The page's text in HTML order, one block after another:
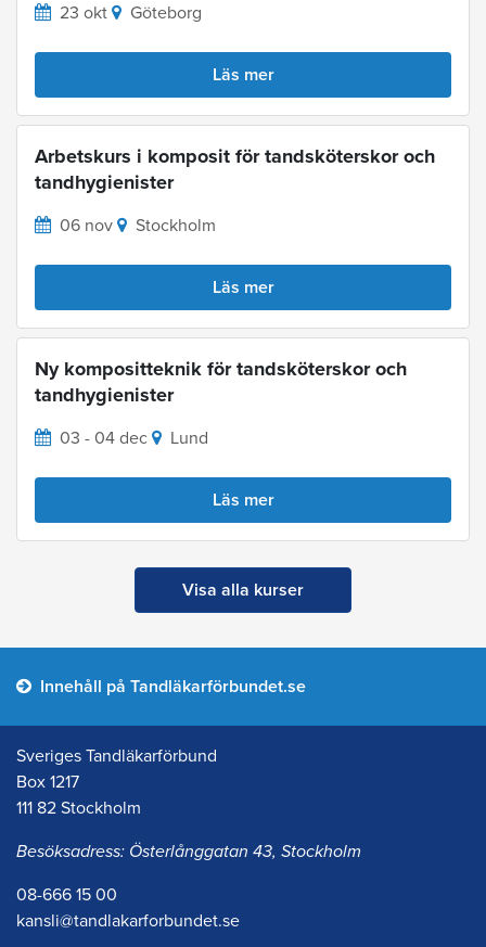
23 okt Göteborg
Läs mer
Arbetskurs i komposit för tandsköterskor och
tandhygienister
06 nov Stockholm
Läs mer
Ny kompositteknik för tandsköterskor och
tandhygienister
03 - 04 dec Lund
Läs mer
Visa alla kurser
Innehåll på Tandläkarförbundet.se
Sveriges Tandläkarförbund
Box 1217
111 82 Stockholm
Besöksadress: Österlånggatan 43, Stockholm
08-666 15 00
kansli@tandlakarforbundet.se